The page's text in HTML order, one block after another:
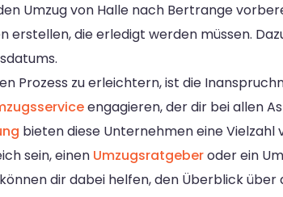
Umzug von Halle nach Bertrange
erstellen, die erledigt werden müssen.
Prozess zu erleichtern, ist die
engagieren, der dir bei allen
bieten diese Unternehmen eine Vielzahl
sein, einen Umzugsratgeberoder ein
dir dabei helfen, den Überblick